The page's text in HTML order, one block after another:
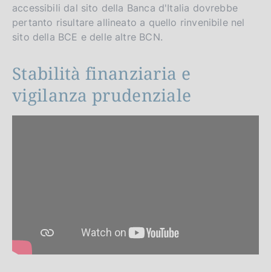
accessibili dal sito della Banca d'Italia dovrebbe
pertanto risultare allineato a quello rinvenibile nel
sito della BCE e delle altre BCN.
Stabilità finanziaria e
vigilanza prudenziale